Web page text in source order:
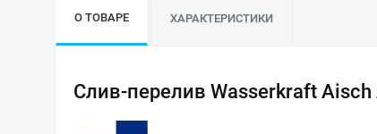
О ТОВАРЕ ХАРАКТЕРИСТИКИ
Слив-перелив Wasserkraft Aisch